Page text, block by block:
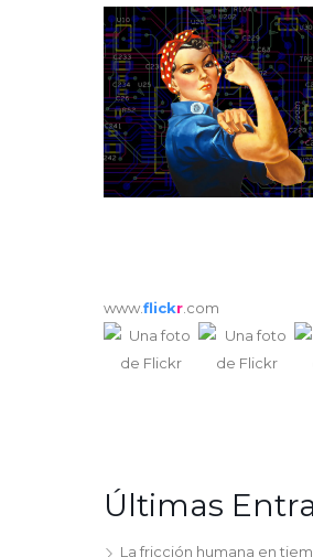
www.flickr.com
Últimas
La fricción humana en